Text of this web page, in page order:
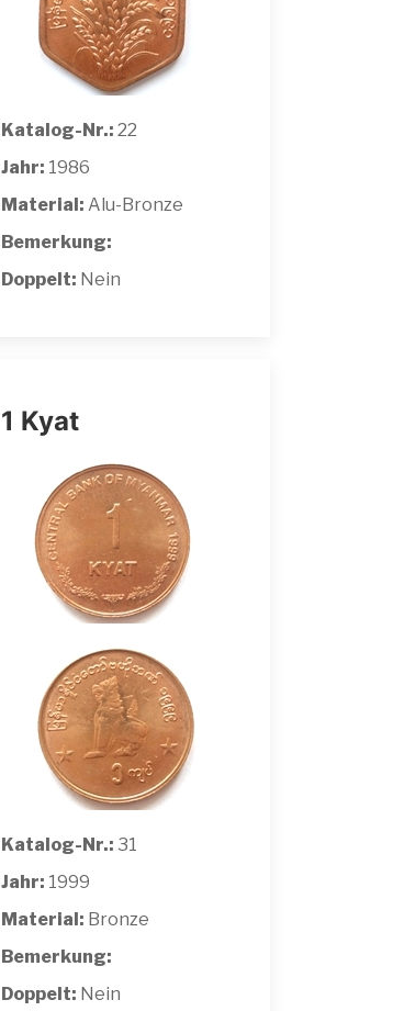
Katalog-Nr.: 22
Jahr: 1986
Material: Alu-Bronze
Bemerkung:
Doppelt: Nein
1 Kyat
Katalog-Nr.: 31
Jahr: 1999
Material: Bronze
Bemerkung:
Doppelt: Nein